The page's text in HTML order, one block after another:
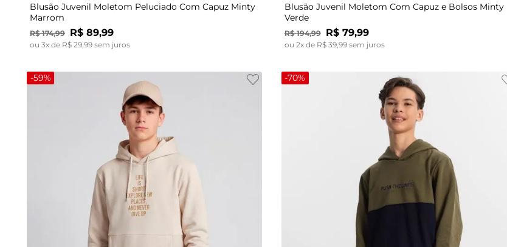
Blusão Juvenil Moletom Peluciado Com Capuz Minty
Marrom
R$ 174,99 R$ 89,99
ou 3x de R$ 29 99 sem juros
Blusão Juvenil Moletom Com Capuz e Bolsos Minty
Verde
R$ 194,99 R$ 79,99
ou 2x de R$ 39, 99sem juros
-59% -70%